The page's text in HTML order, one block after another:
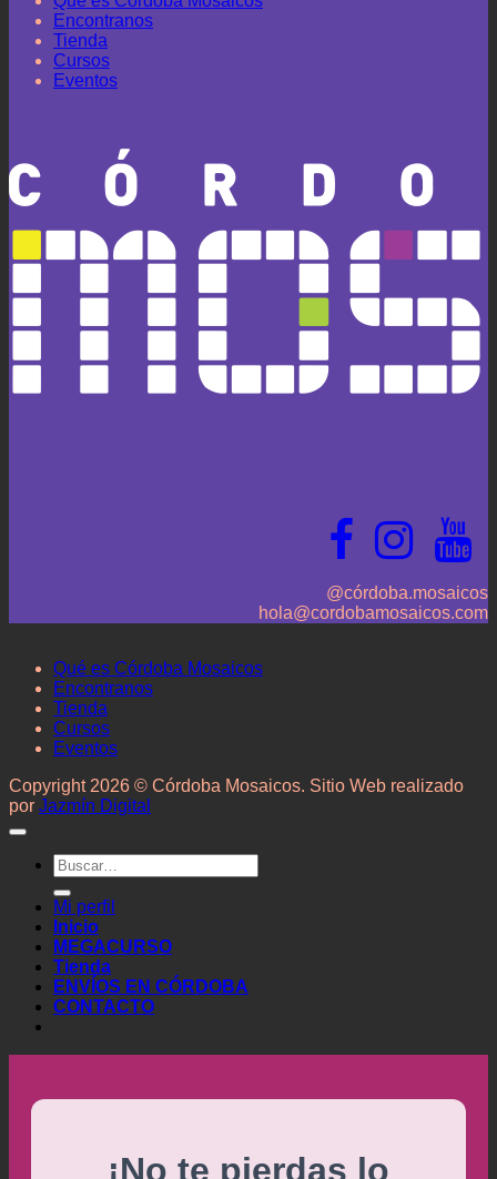
Encontranos
Tienda
Cursos
Eventos
@córdoba.mosaicos
hola@cordobamosaicos.com
Qué es Córdoba Mosaicos
Encontranos
Tienda
Cursos
Eventos
Copyright 2026 © Córdoba Mosaicos. Sitio Web realizado
por Jazmín Digital
Buscar
por:
Mi perfil
Inicio
MEGACURSO
Tienda
ENVÍOS EN CÓRDOBA
CONTACTO